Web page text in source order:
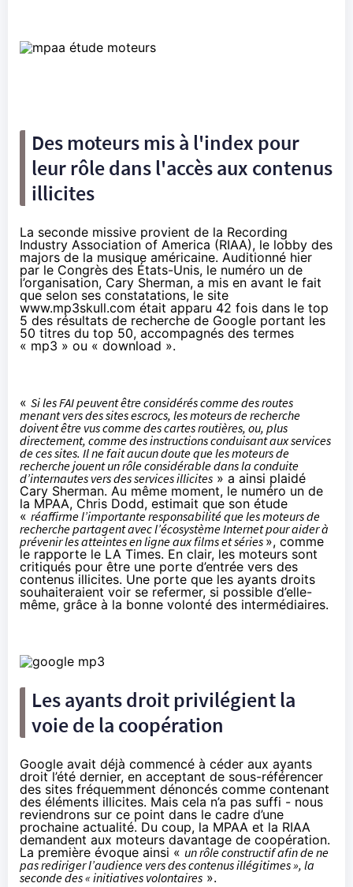
Des moteurs mis à l'index pour
leur rôle dans l'accès aux contenus
illicites
La seconde missive provient de la Recording
Industry Association of America (RIAA), le lobby des
majors de la musique américaine. Auditionné hier
par le Congrès des États-Unis, le numéro un de
l’organisation, Cary Sherman, a mis en avant le fait
que selon ses constatations, le site
www.mp3skull.com était apparu 42 fois dans le top
5 des résultats de recherche de Google portant les
50 titres du top 50, accompagnés des termes
« mp3 » ou « download ».
« Si les FAI peuvent être considérés comme des routes
menant vers des sites escrocs, les moteurs de recherche
doivent être vus comme des cartes routières, ou, plus
directement, comme des instructions conduisant aux services
de ces sites. Il ne fait aucun doute que les moteurs de
recherche jouent un rôle considérable dans la conduite
d’internautes vers des services illicites » a ainsi plaidé
Cary Sherman. Au même moment, le numéro un de
la MPAA, Chris Dodd, estimait que son étude
« réaffirme l’importante responsabilité que les moteurs de
recherche partagent avec l’écosystème Internet pour aider à
prévenir les atteintes en ligne aux films et séries », comme
le rapporte le LA Times. En clair, les moteurs sont
critiqués pour être une porte d’entrée vers des
contenus illicites. Une porte que les ayants droits
souhaiteraient voir se refermer, si possible d’elle-
même, grâce à la bonne volonté des intermédiaires.
Les ayants droit privilégient la
voie de la coopération
Google avait déjà commencé à céder aux ayants
droit l’été dernier, en acceptant de sous-référencer
des sites fréquemment dénoncés comme contenant
des éléments illicites. Mais cela n’a pas suffi - nous
reviendrons sur ce point dans le cadre d’une
prochaine actualité. Du coup, la MPAA et la RIAA
demandent aux moteurs davantage de coopération.
La première évoque ainsi « un rôle constructif afin de ne
pas rediriger l’audience vers des contenus illégitimes », la
seconde des « initiatives volontaires ».